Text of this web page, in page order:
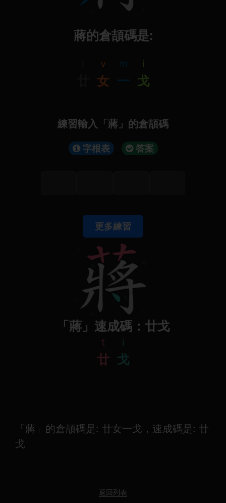
蔣的倉頡碼是:
v
女
m
一
i
戈
練習輸入「蔣」的倉頡碼
字根表 答案
更多練習
「蔣」速成碼：廿戈
t
廿
i
戈
「蔣」的倉頡碼是: 廿女一戈，速成碼是: 廿
戈
返回列表